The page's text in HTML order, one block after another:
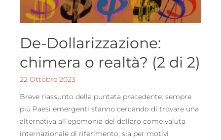
De-Dollarizzazione:
chimera o realtà? (2 di 2)
22 Ottobre 2023
Breve riassunto della puntata precedente: sempre
più Paesi emergenti stanno cercando di trovare una
alternativa all’egemonia del dollaro come valuta
internazionale di riferimento, sia per motivi